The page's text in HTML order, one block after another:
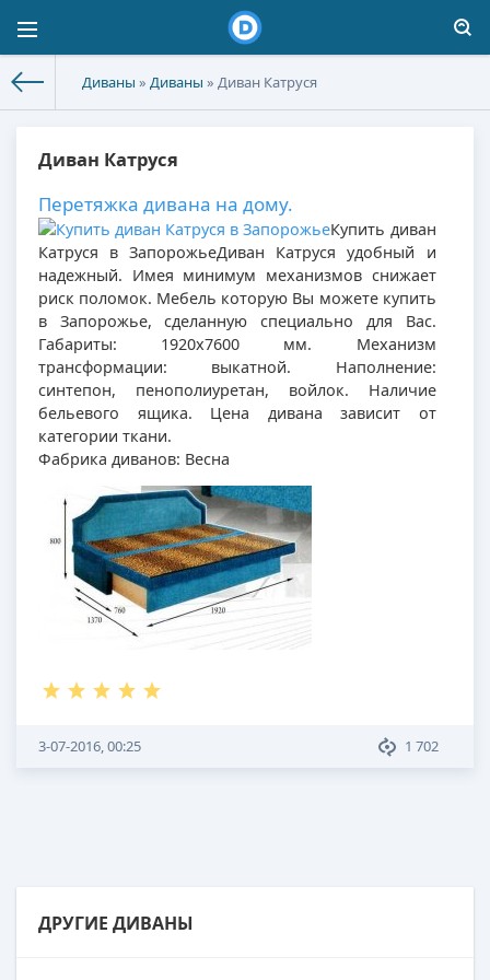
Диваны » Диваны » Диван Катруся
Диван Катруся
Перетяжка дивана на дому.
Купить диван
Катруся в ЗапорожьеДиван Катруся удобный и
надежный. Имея минимум механизмов снижает
риск поломок. Мебель которую Вы можете купить
в Запорожье, сделанную специально для Вас.
Габариты: 1920х7600 мм. Механизм
трансформации: выкатной. Наполнение:
синтепон, пенополиуретан, войлок. Наличие
бельевого ящика. Цена дивана зависит от
категории ткани.
Фабрика диванов: Весна
1 702
3-07-2016, 00:25
ДРУГИЕ ДИВАНЫ